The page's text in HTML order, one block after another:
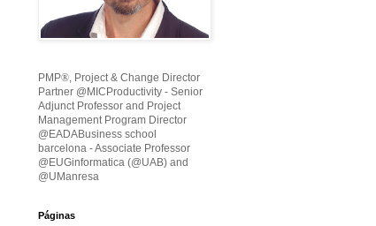
PMP®, Project & Change Director
Partner @MICProductivity - Senior
Adjunct Professor and Project
Management Program Director
@EADABusiness school
barcelona - Associate Professor
@EUGinformatica (@UAB) and
@UManresa
Páginas